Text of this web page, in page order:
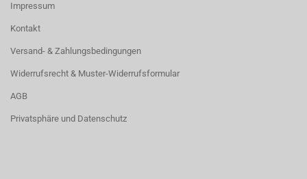
Impressum
Kontakt
Versand- & Zahlungsbedingungen
Widerrufsrecht & Muster-Widerrufsformular
AGB
Privatsphäre und Datenschutz